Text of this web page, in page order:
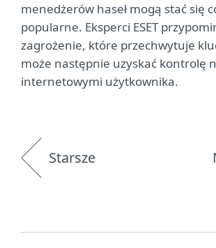
menedżerów haseł mogą stać się
popularne. Eksperci ESET
zagrożenie, które przechwytuje
może następnie uzyskać kontrolę
internetowymi użytkownika.
Starsze